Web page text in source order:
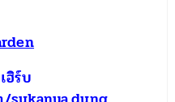
ฮิร์บ